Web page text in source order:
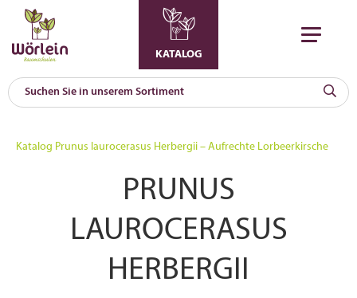
KATALOG
Katalog Prunus laurocerasus Herbergii – Aufrechte Lorbeerkirsche
PRUNUS
LAUROCERASUS
HERBERGII